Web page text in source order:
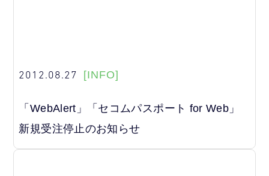
2012.08.27 [INFO]
「WebAlert」「セコムパスポート for Web」
新規受注停止のお知らせ